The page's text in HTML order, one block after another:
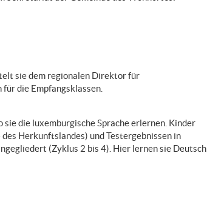
sie dem regionalen Direktor für
die Empfangsklassen.
die luxemburgische Sprache erlernen. Kinder
Herkunftslandes) und Testergebnissen in
(Zyklus 2 bis 4). Hier lernen sie Deutsch,